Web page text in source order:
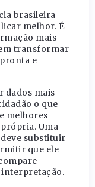
brasileira
melhor. É
mais
transformar
e
dados mais
o que
melhores
Uma
substituir
que ele